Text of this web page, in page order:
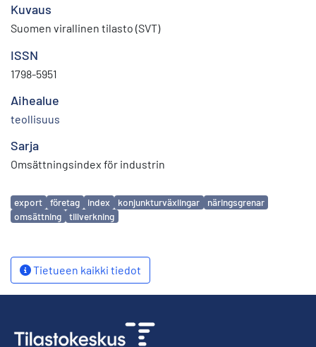
Kuvaus
Suomen virallinen tilasto (SVT)
ISSN
1798-5951
Aihealue
teollisuus
Sarja
Omsättningsindex för industrin
Avainsanat
export företag index konjunkturväxlingar
näringsgrenar
omsättning
tillverkning
Tietueen kaikki tiedot